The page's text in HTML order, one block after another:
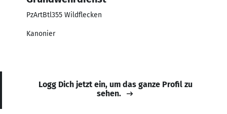
PzArtBtl355 Wildflecken
Kanonier
Logg Dich jetzt ein, um das ganze Profil zu
sehen.